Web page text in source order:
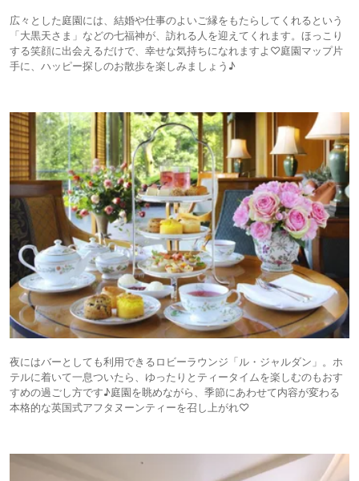
広々とした庭園には、結婚や仕事のよいご縁をもたらしてくれるという
「大黒天さま」などの七福神が、訪れる人を迎えてくれます。ほっこり
する笑顔に出会えるだけで、幸せな気持ちになれますよ♡庭園マップ片
手に、ハッピー探しのお散歩を楽しみましょう♪
夜にはバーとしても利用できるロビーラウンジ「ル・ジャルダン」。ホ
テルに着いて一息ついたら、ゆったりとティータイムを楽しむのもおす
すめの過ごし方です♪庭園を眺めながら、季節にあわせて内容が変わる
本格的な英国式アフタヌーンティーを召し上がれ♡